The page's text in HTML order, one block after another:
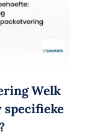
Welk
specifieke